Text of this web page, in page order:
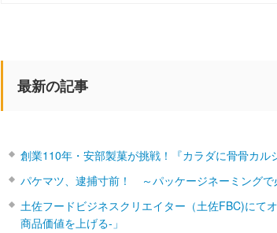
最新の記事
創業110年・安部製菓が挑戦！『カラダに骨骨カ
パケマツ、逮捕寸前！ ～パッケージネーミングで
土佐フードビジネスクリエイター（土佐FBC)にて
商品価値を上げる‐」